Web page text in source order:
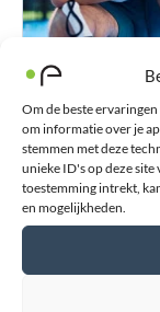
Om de beste
om informatie over je
stemmen met deze
unieke ID's op deze site
toestemming intrekt,
en mogelijkheden.
Informatie over
orthopedische
bandages.